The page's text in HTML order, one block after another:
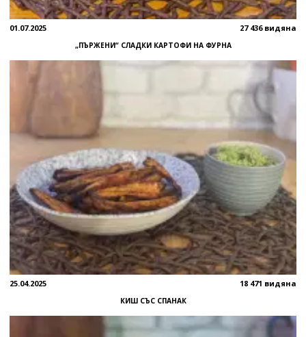
01.07.2025 27 436 видяна
„ПЪРЖЕНИ“ СЛАДКИ КАРТОФИ НА ФУРНА
25.04.2025 18 471 видяна
КИШ СЪС СПАНАК